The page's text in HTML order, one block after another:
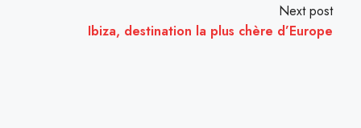
Next post
Ibiza, destination la plus chère d’Europe